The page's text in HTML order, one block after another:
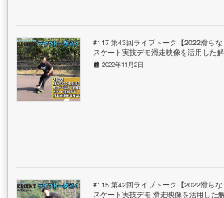
#117 第43回ライブトーク【2022滑ら
スケート実技デモ滑走映像を活用した解
2022年11月2日
#115 第42回ライブトーク【2022滑ら
スケート実技デモ 滑走映像を活用した解